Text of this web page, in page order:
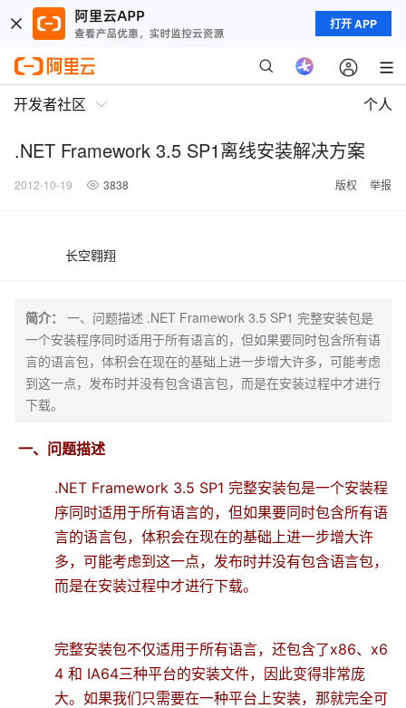
打开 APP
开发者社区 个人
.NET Framework 3.5 SP1离线安装解决方案
2012-10-19 3838 版权 举报
长空翱翔
简介：
一、问题描述 .NET Framework 3.5 SP1 完整安装包是
一个安装程序同时适用于所有语言的，但如果要同时包含所有语
言的语言包，体积会在现在的基础上进一步增大许多，可能考虑
到这一点，发布时并没有包含语言包，而是在安装过程中才进行
下载。
一、问题描述
.NET Framework 3.5 SP1 完整安装包是一个安装程
序同时适用于所有语言的，但如果要同时包含所有语
言的语言包，体积会在现在的基础上进一步增大许
多，可能考虑到这一点，发布时并没有包含语言包，
而是在安装过程中才进行下载。
完整安装包不仅适用于所有语言，还包含了x86、x6
4 和 IA64三种平台的安装文件，因此变得非常庞
大。如果我们只需要在一种平台上安装，那就完全可